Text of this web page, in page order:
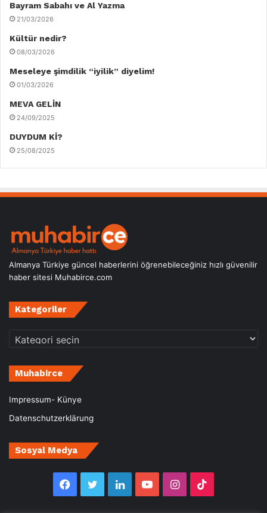
Bayram Sabahı ve Al Yazma
21/03/2026
Kültür nedir?
08/03/2026
Meseleye şimdilik “iyilik” diyelim!
01/03/2026
MEVA GELİN
24/09/2025
DUYDUM Kİ?
25/08/2025
Almanya Türkiye güncel haberlerini öğrenebileceğiniz hızlı güvenilir
haber sitesi Muhabirce.com
Kategoriler
Kategoriler
Muhabirce
Impressum- Künye
Datenschutzerklärung
Sosyal Medya
Facebook
TwitterLinkedInYouTubeInstagram